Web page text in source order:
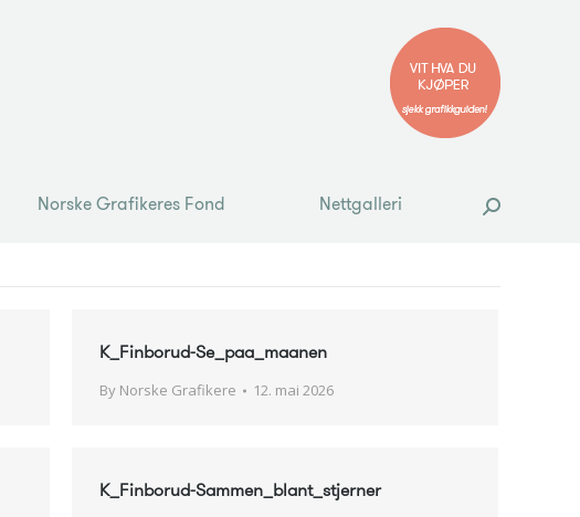
Norske Grafikeres Fond Nettgalleri Search:
K_Finborud-Se_paa_maanen
By Norske Grafikere 12. mai 2026
K_Finborud-Sammen_blant_stjerner
Search: